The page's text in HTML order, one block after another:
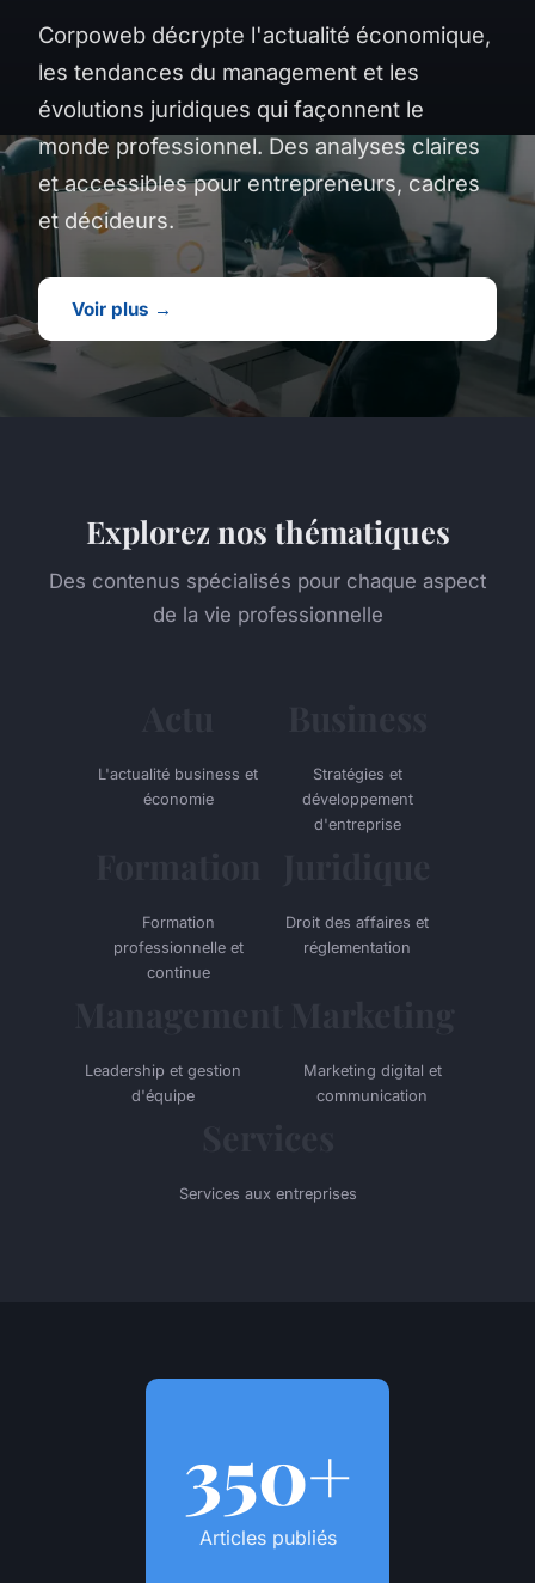
Corpoweb décrypte l'actualité économique,
les tendances du management et les
évolutions juridiques qui façonnent le
monde professionnel. Des analyses claires
et accessibles pour entrepreneurs, cadres
et décideurs.
Voir plus →
Explorez nos thématiques
Des contenus spécialisés pour chaque aspect
de la vie professionnelle
L'actualité business et
économie
Stratégies et
développement
d'entreprise
Formation
professionnelle et
continue
Droit des affaires et
réglementation
Leadership et gestion
d'équipe
Marketing digital et
communication
Services aux entreprises
350+
Articles publiés